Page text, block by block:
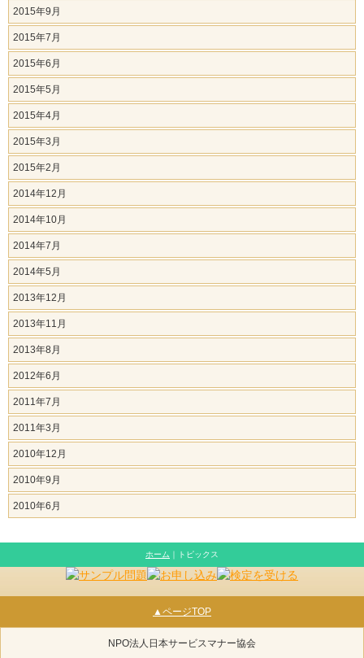
2015年9月
2015年7月
2015年6月
2015年5月
2015年4月
2015年3月
2015年2月
2014年12月
2014年10月
2014年7月
2014年5月
2013年12月
2013年11月
2013年8月
2012年6月
2011年7月
2011年3月
2010年12月
2010年9月
2010年6月
ホーム ｜トピックス
▲ページTOP
NPO法人日本サービスマナー協会